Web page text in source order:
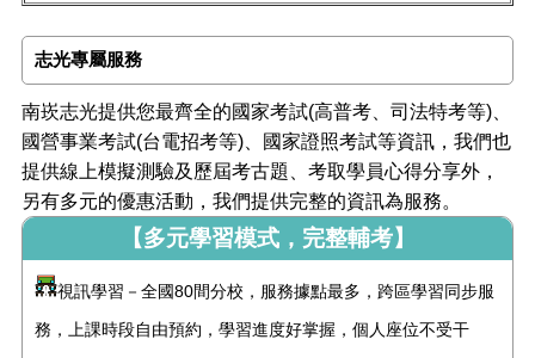
志光專屬服務
南崁志光提供您最齊全的國家考試(高普考、司法特考等)、
國營事業考試(台電招考等)、國家證照考試等資訊，我們也
提供線上模擬測驗及歷屆考古題、考取學員心得分享外，
另有多元的優惠活動，我們提供完整的資訊為服務。
【多元學習模式，完整輔考】
視訊學習－全國80間分校，服務據點最多，跨區學習同步服
務，上課時段自由預約，學習進度好掌握，個人座位不受干